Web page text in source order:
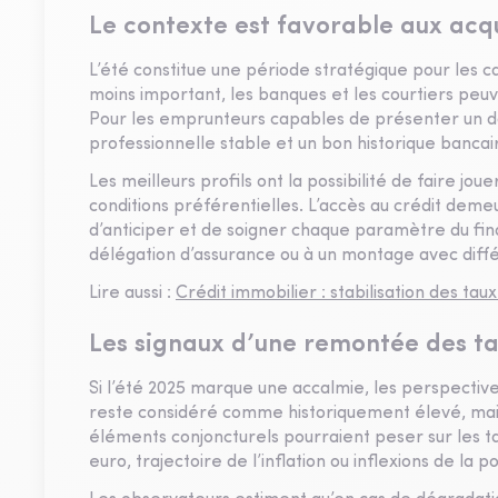
Le contexte est favorable aux
L’été constitue une période stratégique pour les
moins important, les banques et les courtiers
Pour les emprunteurs capables de présenter un
professionnelle stable et un bon historique
Les meilleurs profils ont la possibilité de faire
conditions préférentielles. L’accès au crédit
d’anticiper et de soigner chaque paramètre du
délégation d’assurance ou à un montage avec
Lire aussi : Crédit immobilier : stabilisation des
Les signaux d’une remontée des
Si l’été 2025 marque une accalmie, les
reste considéré comme historiquement élevé,
éléments conjoncturels pourraient peser sur les
euro, trajectoire de l’inflation ou inflexions de la